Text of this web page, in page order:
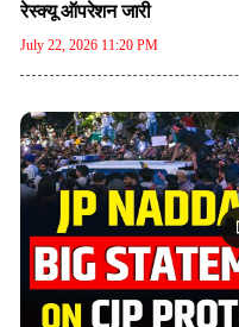
रेस्क्यू ऑपरेशन जारी
July 22, 2026 11:20 PM